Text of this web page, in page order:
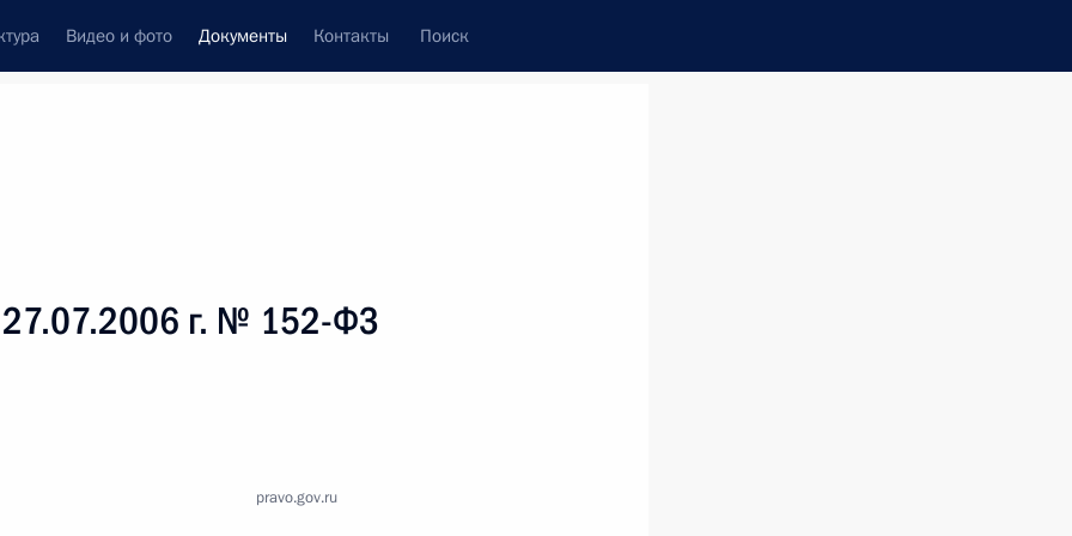
Видео и фото Документы Контакты Поиск
27.07.2006 г. № 152-ФЗ
pravo.gov.ru